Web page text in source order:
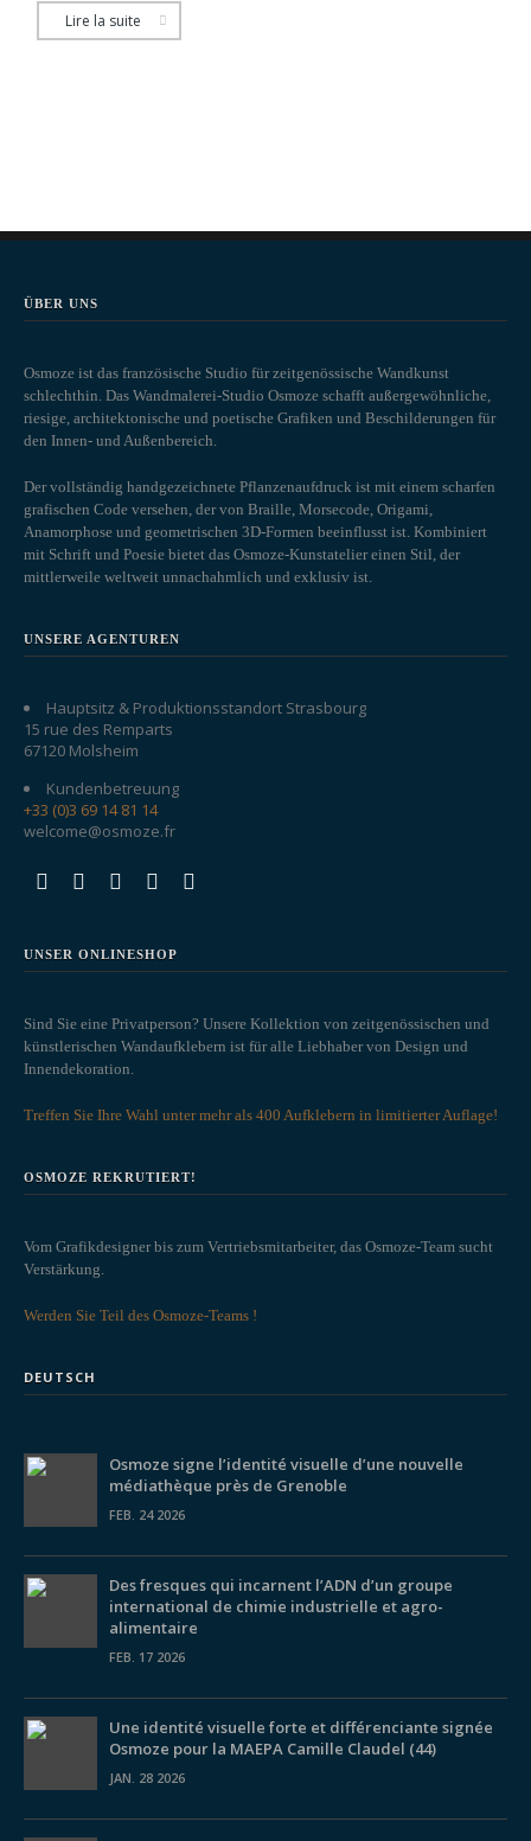
Lire la suite
ÜBER UNS
Osmoze ist das französische Studio für zeitgenössische Wandkunst
schlechthin. Das Wandmalerei-Studio Osmoze schafft außergewöhnliche,
riesige, architektonische und poetische Grafiken und Beschilderungen für
den Innen- und Außenbereich.
Der vollständig handgezeichnete Pflanzenaufdruck ist mit einem scharfen
grafischen Code versehen, der von Braille, Morsecode, Origami,
Anamorphose und geometrischen 3D-Formen beeinflusst ist. Kombiniert
mit Schrift und Poesie bietet das Osmoze-Kunstatelier einen Stil, der
mittlerweile weltweit unnachahmlich und exklusiv ist.
UNSERE AGENTUREN
Hauptsitz & Produktionsstandort Strasbourg
15 rue des Remparts
67120 Molsheim
Kundenbetreuung
+33 (0)3 69 14 81 14
welcome@osmoze.fr
UNSER ONLINESHOP
Sind Sie eine Privatperson? Unsere Kollektion von zeitgenössischen und
künstlerischen Wandaufklebern ist für alle Liebhaber von Design und
Innendekoration.
Treffen Sie Ihre Wahl unter mehr als 400 Aufklebern in limitierter Auflage!
OSMOZE REKRUTIERT!
Vom Grafikdesigner bis zum Vertriebsmitarbeiter, das Osmoze-Team sucht
Verstärkung.
Werden Sie Teil des Osmoze-Teams !
DEUTSCH
Osmoze signe l’identité visuelle d’une nouvelle
médiathèque près de Grenoble
FEB. 24 2026
Des fresques qui incarnent l’ADN d’un groupe
international de chimie industrielle et agro-
alimentaire
FEB. 17 2026
Une identité visuelle forte et différenciante signée
Osmoze pour la MAEPA Camille Claudel (44)
JAN. 28 2026